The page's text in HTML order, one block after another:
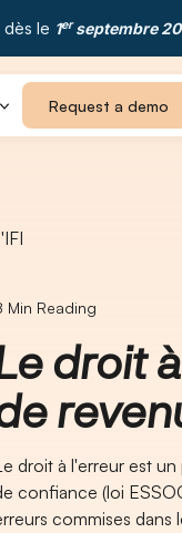
dès le 1erseptembre
Request a demo
Min Reading
droit
droit à l'erreur est
confiance (loi
commises dans